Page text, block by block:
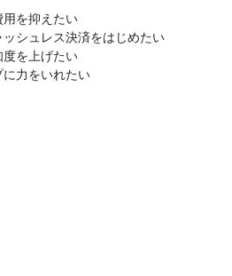
用を抑えたい
ッシュレス決済をはじめたい
度を上げたい
に力をいれたい